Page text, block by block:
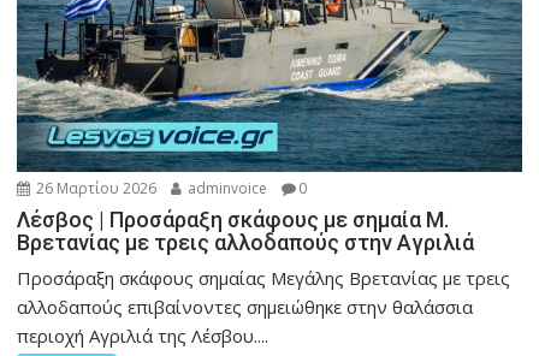
26 Μαρτίου 2026 adminvoice 0
Λέσβος | Προσάραξη σκάφους με σημαία Μ.
Βρετανίας με τρεις αλλοδαπούς στην Αγριλιά
Προσάραξη σκάφους σημαίας Μεγάλης Βρετανίας με τρεις
αλλοδαπούς επιβαίνοντες σημειώθηκε στην θαλάσσια
περιοχή Αγριλιά της Λέσβου....